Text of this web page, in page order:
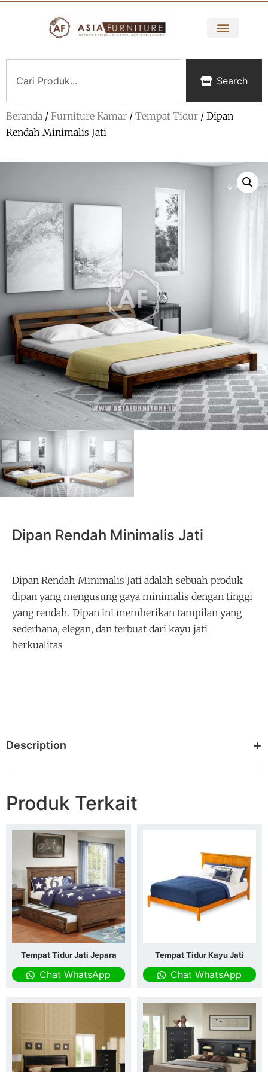
Search
Beranda / Furniture Kamar / Tempat Tidur / Dipan
Rendah Minimalis Jati
Dipan Rendah Minimalis Jati
Dipan Rendah Minimalis Jati adalah sebuah produk
dipan yang mengusung gaya minimalis dengan tinggi
yang rendah. Dipan ini memberikan tampilan yang
sederhana, elegan, dan terbuat dari kayu jati
berkualitas
Description
Produk Terkait
Tempat Tidur Jati Jepara
Chat WhatsApp
Tempat Tidur Kayu Jati
Chat WhatsApp